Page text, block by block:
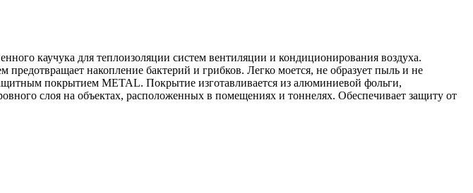
каучука для теплоизоляции систем вентиляции и кондиционирования воздуха.
предотвращает накопление бактерий и грибков. Легко моется, не образует пыль и не
покрытием METAL. Покрытие изготавливается из алюминиевой фольги,
слоя на объектах, расположенных в помещениях и тоннелях. Обеспечивает защиту от